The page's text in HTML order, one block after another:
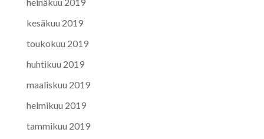
kesäkuu 2019
toukokuu 2019
huhtikuu 2019
maaliskuu 2019
helmikuu 2019
tammikuu 2019